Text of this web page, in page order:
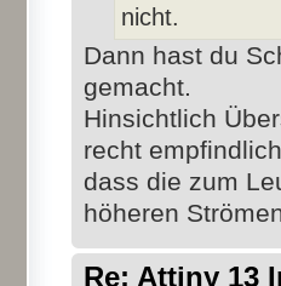
nicht.
Dann hast du
gemacht.
Hinsichtlich
recht
dass die zum
höheren
Re: Attiny 13